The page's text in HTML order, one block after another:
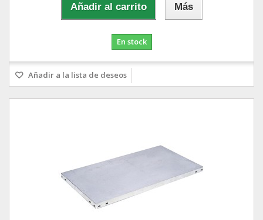
Añadir al carrito Más
En stock
Añadir a la lista de deseos